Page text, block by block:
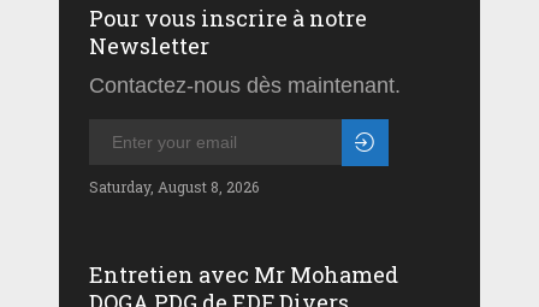
Pour vous inscrire à notre
Newsletter
Contactez-nous dès maintenant.
Saturday, August 8, 2026
Entretien avec Mr Mohamed